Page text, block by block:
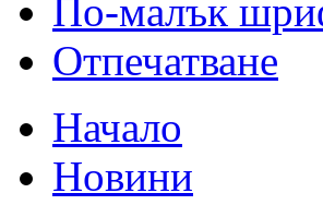
По-малък
Отпечатване
Начало
Новини